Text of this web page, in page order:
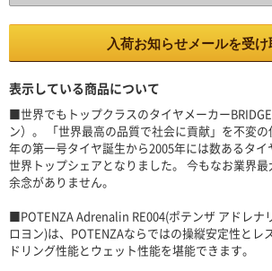
入荷お知らせメールを受け
表示している商品について
■世界でもトップクラスのタイヤメーカー
ン）。 「世界最高の品質で社会に貢献」を不変
年の第一号タイヤ誕生から2005年には数あるタイ
世界トップシェアとなりました。 今もなお業界
余念がありません。
■POTENZA Adrenalin RE004(ポテンザ アドレナ
ロヨン)は、POTENZAならではの操縦安定性とレ
ドリング性能とウェット性能を堪能できます。